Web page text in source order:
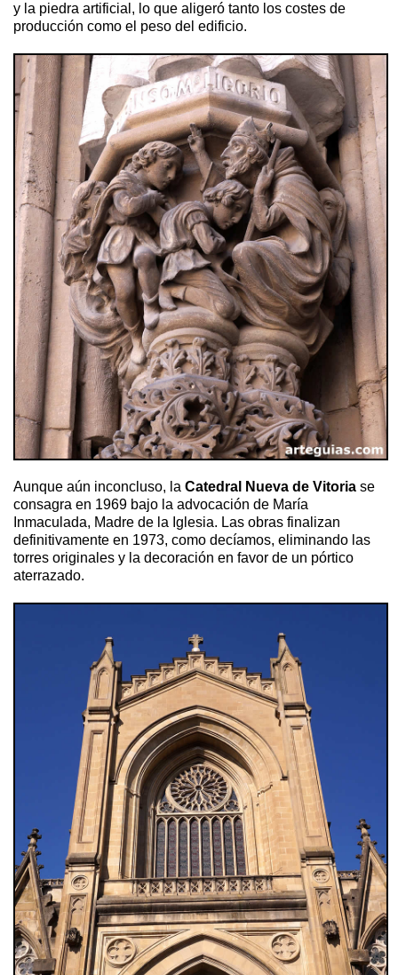
y la piedra artificial, lo que aligeró tanto los costes de
producción como el peso del edificio.
Aunque aún inconcluso, la Catedral Nueva de Vitoria se
consagra en 1969 bajo la advocación de María
Inmaculada, Madre de la Iglesia. Las obras finalizan
definitivamente en 1973, como decíamos, eliminando las
torres originales y la decoración en favor de un pórtico
aterrazado.